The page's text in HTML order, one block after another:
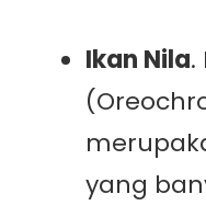
Ikan Nila.
yang